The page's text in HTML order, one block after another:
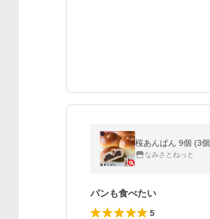
桜あんぱん 9個 (3
なみさとねっと
パンも食べたい
5